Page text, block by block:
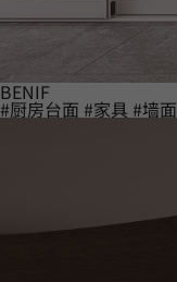
BENIF
#厨房台面 #家具 #墙面